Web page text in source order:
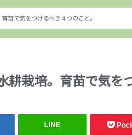
苗で気をつけるべき４つのこと。
耕栽培。育苗で気を
LINE